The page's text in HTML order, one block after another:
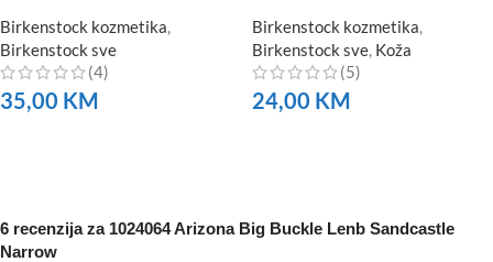
Birkenstock kozmetika
Birkenstock sve
(4)
35,00 KM
Birkenstock kozmetika
Birkenstock sve Koža
(5)
24,00 KM
6 recenzija za 1024064 Arizona Big Buckle Lenb Sandcastle
Narrow